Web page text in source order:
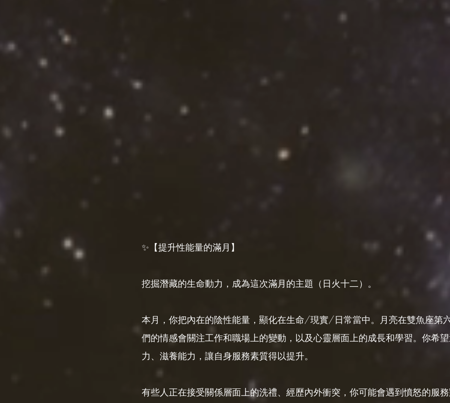
✨【提升性能量的滿月】
挖掘潛藏的生命動力，成為這次滿月的主題（日火十二）。
本月，你把內在的陰性能量，顯化在生命/現實/日常當中。月亮在雙魚座第
們的情感會關注工作和職場上的變動，以及心靈層面上的成長和學習。你希
力、滋養能力，讓自身服務素質得以提升。
有些人正在接受關係層面上的洗禮、經歷內外衝突，你可能會遇到憤怒的服